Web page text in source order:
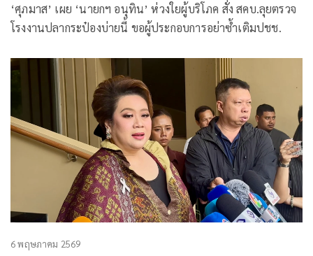
‘ศุภมาส’ เผย ‘นายกฯ อนุทิน’ ห่วงใยผู้บริโภค สั่ง สคบ.ลุยตรวจ
โรงงานปลากระป๋องบ่ายนี้ ขอผู้ประกอบการอย่าซ้ำเติมปชช.
6 พฤษภาคม 2569